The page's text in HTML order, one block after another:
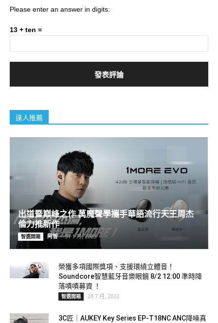
Please enter an answer in digits:
13 + ten =
達人推薦
出道暨巔峰之作 萬魔聲學攜手華語流行天王周杰
倫力推新作
智選開箱 阿智 - 31 1 月, 2023
榮獲多項國際獎項、支援環繞立體音！
Soundcore智慧藍牙音樂眼鏡 8/2 12:00 準時降
落嘖嘖募資 ！
智選開箱 28 7 月, 2022
3C匠｜AUKEY Key Series EP-T18NC ANC降噪真